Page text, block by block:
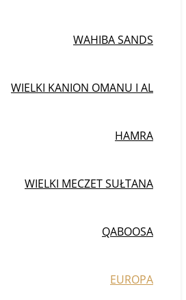
WAHIBA SANDS
WIELKI KANION OMANU I AL
HAMRA
WIELKI MECZET SUŁTANA
QABOOSA
EUROPA